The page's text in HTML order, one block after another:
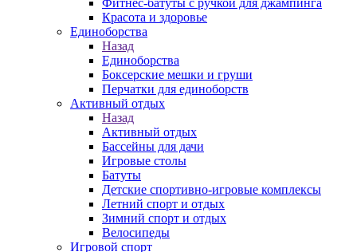
Фитнес-батуты с ручкой для джампинга
Красота и здоровье
Единоборства
Назад
Единоборства
Боксерские мешки и груши
Перчатки для единоборств
Активный отдых
Назад
Активный отдых
Бассейны для дачи
Игровые столы
Батуты
Детские спортивно-игровые комплексы
Летний спорт и отдых
Зимний спорт и отдых
Велосипеды
Игровой спорт